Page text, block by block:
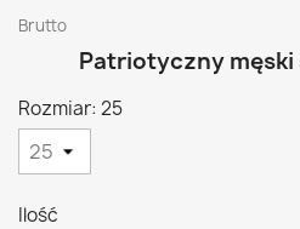
Brutto
Patriotyczny męski
Rozmiar: 25
Ilość